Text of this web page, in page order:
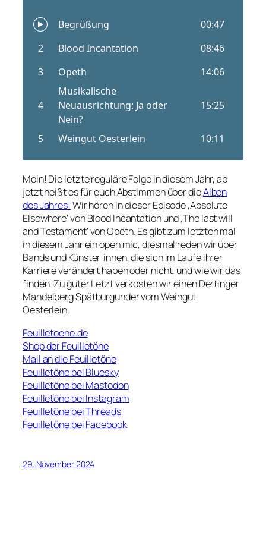
Moin! Die letzte reguläre Folge in diesem Jahr, ab
jetzt heißt es für euch Abstimmen über dieAlben
des Jahres! Wir hören in dieser Episode ‚Absolute
Elsewhere‘ von Blood Incantation und ‚The last will
and Testament‘ von Opeth. Es gibt zum letzten mal
in diesem Jahr ein open mic, diesmal reden wir über
Bands und Künster:innen, die sich im Laufe ihrer
Karriere verändert haben oder nicht, und wie wir das
finden. Zu guter Letzt verkosten wir einen Dertinger
Mandelberg Spätburgunder vom Weingut
Oesterlein.
Feuilletoene.de
Shop der Feuilletöne
Mail an die Feuilletöne
Feuilletöne bei Bluesky
Feuilletöne bei Mastodon
Feuilletöne bei Instagram
Feuilletöne bei Threads
Feuilletöne bei Facebook
29. November 2024